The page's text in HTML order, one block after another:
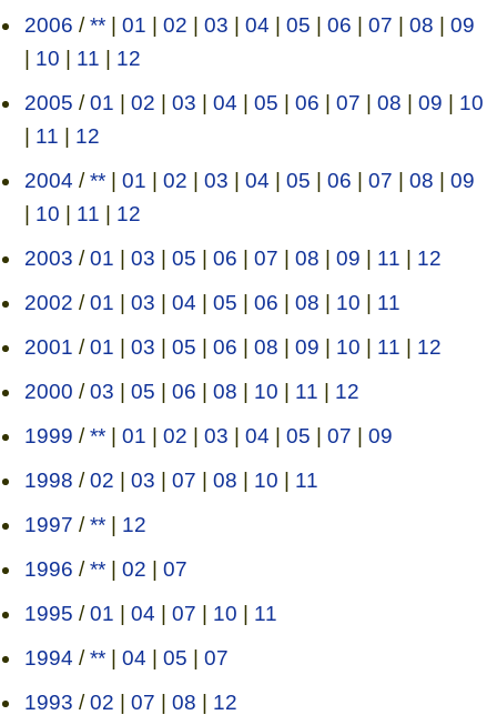
2006 /**| 01 | 02 | 03 | 04 | 05 | 06 | 07 | 08 | 09
| 10 | 11 | 12
2005 /01 | 02 | 03 | 04 | 05 | 06 | 07 | 08 | 09 | 10
| 11 | 12
2004 /**| 01 | 02 | 03 | 04 | 05 | 06 | 07 | 08 | 09
| 10 | 11 | 12
2003 /01 | 03 | 05 | 06 | 07 | 08 | 09 | 11 | 12
2002 /01 | 03 | 04 | 05 | 06 | 08 | 10 | 11
2001 /01 | 03 | 05 | 06 | 08 | 09 | 10 | 11 | 12
2000 /03 | 05 | 06 | 08 | 10 | 11 | 12
1999 /**| 01 | 02 | 03 | 04 | 05 | 07 | 09
1998 /02 | 03 | 07 | 08 | 10 | 11
1997 /**| 12
1996 /**| 02 | 07
1995 /01 | 04 | 07 | 10 | 11
1994 /**| 04 | 05 | 07
1993 /02 | 07 | 08 | 12